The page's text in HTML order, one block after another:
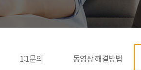
1:1문의 동영상 해결방법